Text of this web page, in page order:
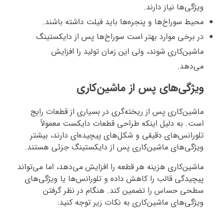
ویژگی‌ها نیاز دارند.
محیط سوراخ‌ها و پنجره‌ها باید فیلت داشته باشند.
در برخی موارد بهتر است سوراخ‌ها پس از دایکستینگ
ماشین‌کاری شوند، ولی این زمان تولید را افزایش
می‌دهد.
ویژگی‌های پس از ماشین‌کاری
ماشین‌کاری پس از ریخته‌گری در بسیاری از قطعات رایج
است. به دلیل اینکه طراحی قطعات دایکست معمولاً
تلورانس‌های دقیقی و شکل‌های پیچیده‌ای دارند، بیشتر
ویژگی‌های ماشین‌کاری پس از دایکستینگ جزئی هستند.
ماشین‌کاری هزینه هر قطعه را افزایش می‌دهد، اما می‌تواند
پیچیدگی قالب را کاهش داده و تلورانس‌ها یا ویژگی‌های
سطحی حساس را تضمین کند. هنگام در نظر گرفتن
ویژگی‌های ماشین‌کاری به نکات زیر توجه کنید: